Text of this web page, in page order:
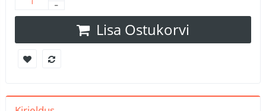
Lisa Ostukorvi